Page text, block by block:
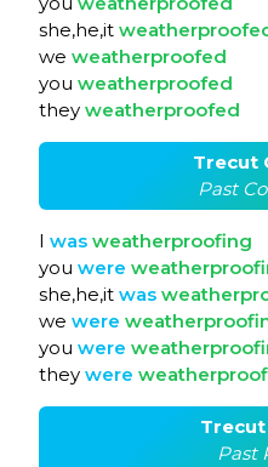
she,he,it
we weatherproofed
you weatherproofed
they weatherproofed
Trecut
Past
I was weatherproofing
you were
she,he,it was
we were
you were
they were
Past